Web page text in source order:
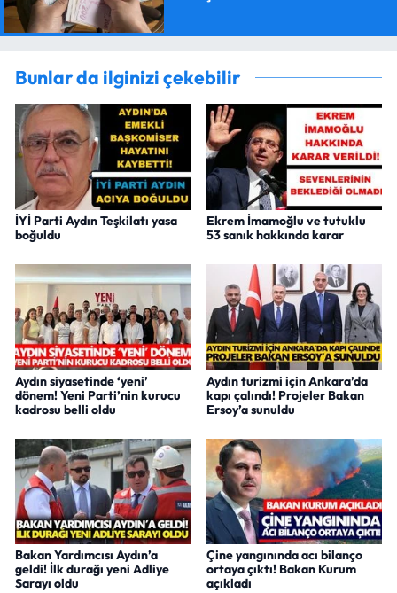
Bunlar da ilginizi çekebilir
İYİ Parti Aydın Teşkilatı yasa
boğuldu
Ekrem İmamoğlu ve tutuklu
53 sanık hakkında karar
Aydın siyasetinde ‘yeni’
dönem! Yeni Parti’nin kurucu
kadrosu belli oldu
Aydın turizmi için Ankara’da
kapı çalındı! Projeler Bakan
Ersoy’a sunuldu
Bakan Yardımcısı Aydın’a
geldi! İlk durağı yeni Adliye
Sarayı oldu
Çine yangınında acı bilanço
ortaya çıktı! Bakan Kurum
açıkladı